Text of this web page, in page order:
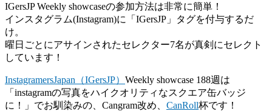
IGersJP Weekly showcaseの参加方法は非常に簡単！
インスタグラム(Instagram)に「IGersJP」タグを付与するだ
け。
曜日ごとにアサインされたセレクター7名が真剣にセレクト
しています！
InstagramersJapan（IGersJP） Weekly showcase 188週は
「instagramの写真をハイクオリティなスクエア缶バッジ
に！」でお馴染みの、Cangram改め、 CanRoll杯です！